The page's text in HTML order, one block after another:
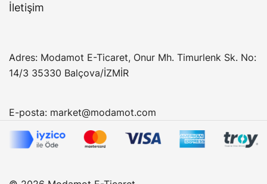
İletişim
Adres: Modamot E-Ticaret, Onur Mh. Timurlenk Sk. No:
14/3 35330 Balçova/İZMİR
E-posta: market@modamot.com